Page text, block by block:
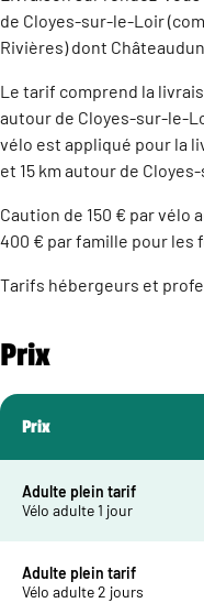
de Cloyes-sur-le-Loir
Rivières) dont Châteaudun.
Le tarif comprend la
autour de Cloyes-sur-le-
vélo est appliqué pour la
et 15 km autour de
Caution de 150 € par vélo
400 € par famille pour les
Tarifs hébergeurs et
Prix
Prix
Adulte plein tarif
Vélo adulte 1 jour
Adulte plein tarif
Vélo adulte 2 jours